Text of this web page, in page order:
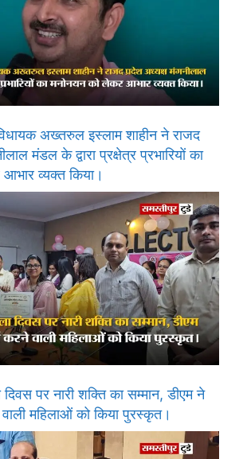
अख्तरुल इस्लाम शाहीन ने राजद
मंडल के द्वारा प्रक्षेत्र प्रभारियों का
व्यक्त किया।
दिवस पर नारी शक्ति का सम्मान, डीएम ने
महिलाओं को किया पुरस्कृत।